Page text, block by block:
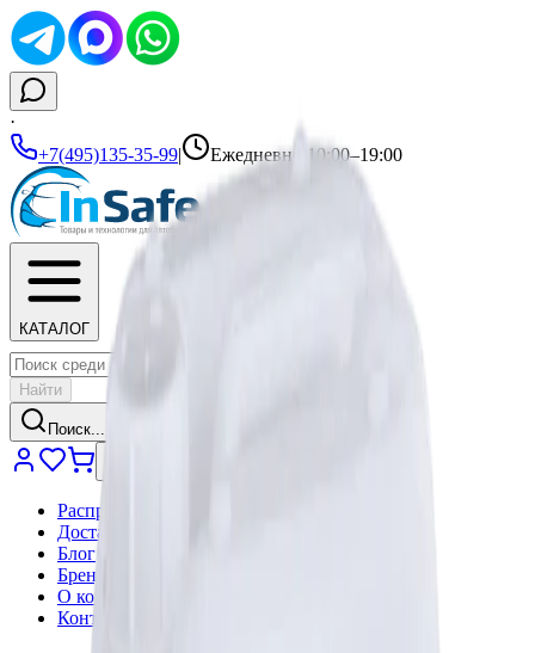
·
+7(495)135-35-99| Ежедневно 10:00–19:00
КАТАЛОГ
Найти
Поиск...
Распродажа
Доставка и оплата
Блог
Бренды
О компании
Контакты